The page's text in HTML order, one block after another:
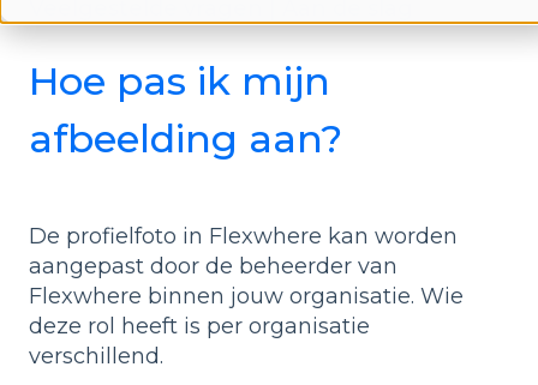
Hoe pas ik mijn
afbeelding aan?
De profielfoto in Flexwhere kan worden
aangepast door de beheerder van
Flexwhere binnen jouw organisatie. Wie
deze rol heeft is per organisatie
verschillend.